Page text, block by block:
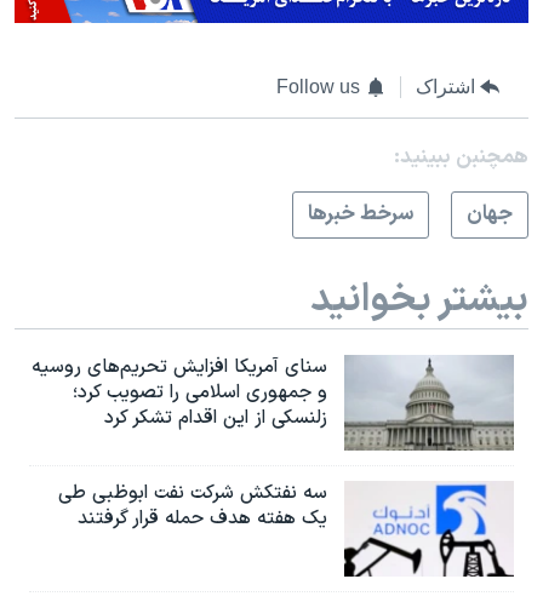
اشتراک Follow us
همچنبن ببینید:
جهان
سرخط خبرها
بیشتر بخوانید
سنای آمریکا افزایش تحریم‌های روسیه
و جمهوری اسلامی را تصویب کرد؛
زلنسکی از این اقدام تشکر کرد
سه نفتکش شرکت نفت ابوظبی طی
یک هفته هدف حمله قرار گرفتند